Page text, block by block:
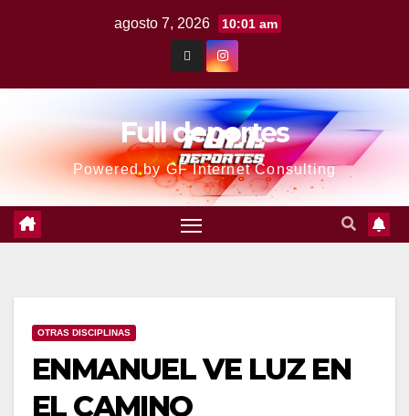
agosto 7, 2026 10:01 am
Full deportes
Powered by GF Internet Consulting
OTRAS DISCIPLINAS
ENMANUEL VE LUZ EN
EL CAMINO